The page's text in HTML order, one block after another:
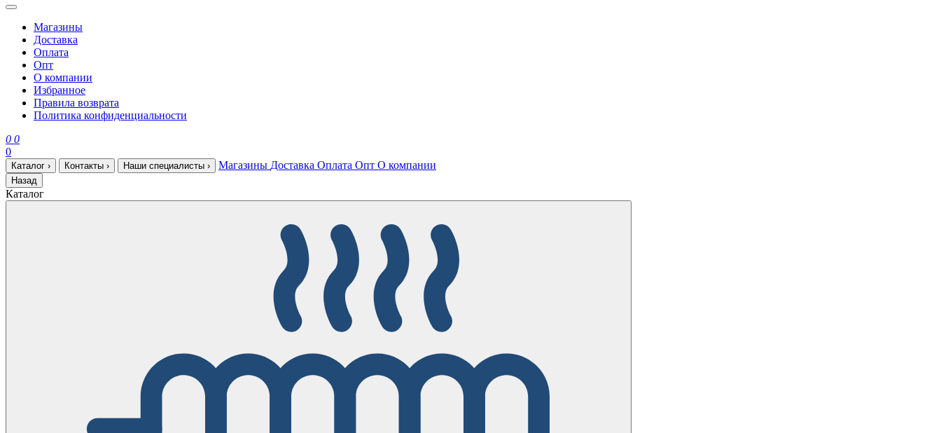
Магазины
Доставка
Оплата
Опт
О компании
Избранное
Правила возврата
Политика конфиденциальности
0 0
0
Каталог › Контакты › Наши специалисты › Магазины Доставка Оплата Опт О компании
Назад
Каталог